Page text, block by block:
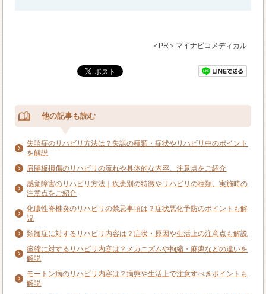
＜PR＞マイナビコメディカル
他の記事も読む
失語症のリハビリ方法は？失語の種類・症状やリハビリ中のポイント
を解説
肩腱板損傷のリハビリの流れや具体的な内容、注意点をご紹介
感覚障害のリハビリ方法｜疾患別の特徴やリハビリの種類、実施時の
注意点をご紹介
化膿性脊椎炎のリハビリの禁忌事項は？症状悪化予防のポイントも解
説
頚髄症に対するリハビリ内容は？症状・原因や生活上の注意点も解説
痙縮に対するリハビリ内容は？メカニズムや拘縮・麻痺などの違いを
解説
モートン病のリハビリ内容は？病態や生活上で注意すべきポイントも
解説